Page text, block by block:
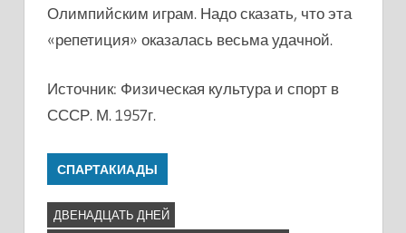
Олимпийским играм. Надо сказать, что эта
«репетиция» оказалась весьма удачной.
Источник: Физическая культура и спорт в
СССР. М. 1957г.
СПАРТАКИАДЫ
ДВЕНАДЦАТЬ ДНЕЙ